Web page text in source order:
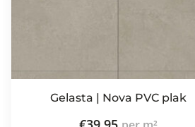
Gelasta | Nova PVC plak